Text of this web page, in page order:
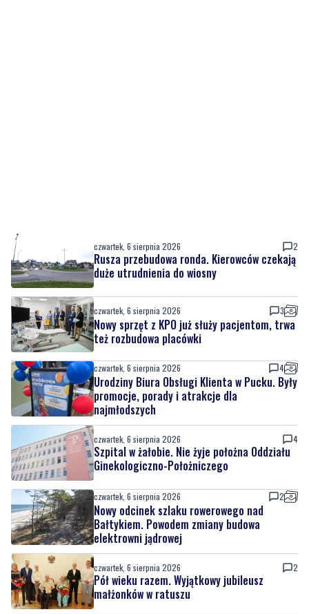
czwartek, 6 sierpnia 2026 2
Rusza przebudowa ronda. Kierowców czekają
duże utrudnienia do wiosny
czwartek, 6 sierpnia 2026 3
Nowy sprzęt z KPO już służy pacjentom, trwa
też rozbudowa placówki
czwartek, 6 sierpnia 2026 4
Urodziny Biura Obsługi Klienta w Pucku. Były
promocje, porady i atrakcje dla
najmłodszych
czwartek, 6 sierpnia 2026 4
Szpital w żałobie. Nie żyje położna Oddziału
Ginekologiczno-Położniczego
czwartek, 6 sierpnia 2026 2
Nowy odcinek szlaku rowerowego nad
Bałtykiem. Powodem zmiany budowa
elektrowni jądrowej
czwartek, 6 sierpnia 2026 2
Pół wieku razem. Wyjątkowy jubileusz
małżonków w ratuszu